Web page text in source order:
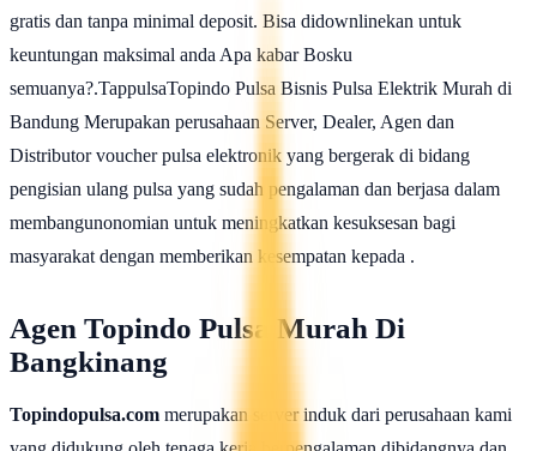
gratis dan tanpa minimal deposit. Bisa didownlinekan untuk
keuntungan maksimal anda Apa kabar Bosku
semuanya?.TappulsaTopindo Pulsa Bisnis Pulsa Elektrik Murah di
Bandung Merupakan perusahaan Server, Dealer, Agen dan
Distributor voucher pulsa elektronik yang bergerak di bidang
pengisian ulang pulsa yang sudah pengalaman dan berjasa dalam
membangunonomian untuk meningkatkan kesuksesan bagi
masyarakat dengan memberikan kesempatan kepada .
Agen Topindo Pulsa Murah Di
Bangkinang
Topindopulsa.com merupakan server induk dari perusahaan kami